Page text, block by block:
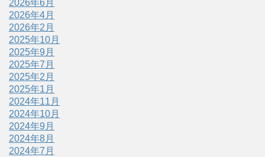
2026年6月
2026年4月
2026年2月
2025年10月
2025年9月
2025年7月
2025年2月
2025年1月
2024年11月
2024年10月
2024年9月
2024年8月
2024年7月